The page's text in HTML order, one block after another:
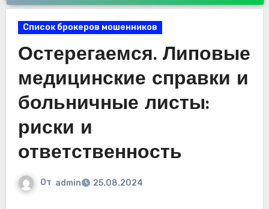
Список брокеров мошенников
Остерегаемся. Липовые
медицинские справки и
больничные листы:
риски и
ответственность
От admin 25.08.2024